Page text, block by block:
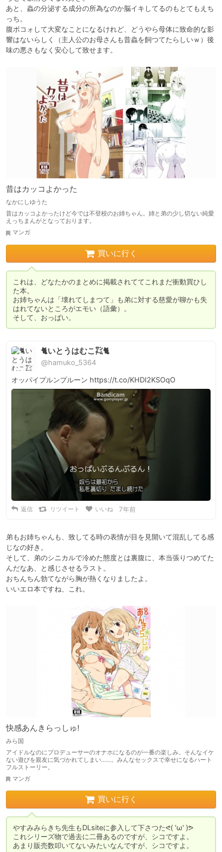
あと、蟲の分泌する成分の所為なのか脳イキしてるのもとてもえち
っち。
腹ボコォして大変なことになるけれど、どうやら母体に致命的な影
響はないらしく（主人公のお母さんも昔蟲を飼つてたらしいｗ）後
味の悪さもなく安心して致せます。
昔はカッコよかった
なかにしゆうた
昔はカッコよかったけど今では不登校のお姉ちゃん。姉と弟の少し切ない純愛
えっちまんがとなっております。
マンガ
買いに行く
これは、どなたかのまとめに掲載されててこれまだ衝動買ひし
た本。
お姉ちゃんは「壊れてしまつて」も弟に対する慈愛が聊かも失
はれてないところがエモい（語彙）。
そして、おっぱい。
🐈いとうはむこ㌠🐈
@hamuko_5364
オッパイプルンプルーン https://t.co/KHDI2KSOqO
返信 リツイート いいね 7年前
弟もお姉ちゃんも、致してる時の表情が目を見開いて混乱してる感
じなの好き。
そして、弟のシニカルで冷めた態度とは裏腹に、本当張りつめてた
んだなあ、と感じさせるラスト。
おちんちん勃てながら胸が熱くなりましたよ。
いいエロ本ですね、これ。
快感あんきらっしゅ!
みら国
アイドルなのにプロデューサーのオナホになるのが一番の楽しみ。そんなイケ
ない遊びを親友に気づかれてしまい……。みんなセックスで幸せになるハート
フルストーリー。
マンガ
買いに行く
やすみみらきち先生もDLsiteに参入して下さつたᕙ( 'ω' )ᕗ
これシリーズ物で過去に二冊あるのですが、シコですよ。
あまり販売数叩いてないみたいなんですが、シコですよ。